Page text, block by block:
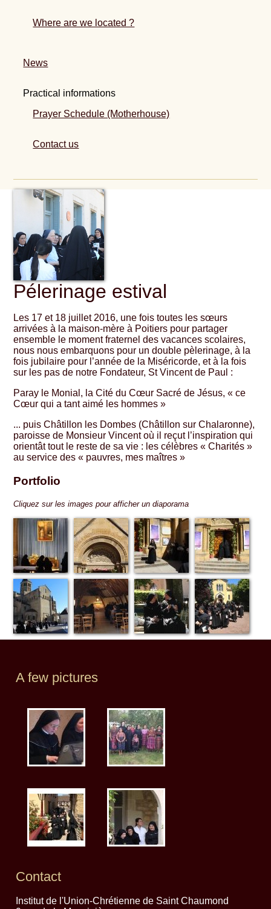
Where are we located ?
News
Practical informations
Prayer Schedule (Motherhouse)
Contact us
Pélerinage estival
Les 17 et 18 juillet 2016, une fois toutes les sœurs
arrivées à la maison-mère à Poitiers pour partager
ensemble le moment fraternel des vacances scolaires,
nous nous embarquons pour un double pèlerinage, à la
fois jubilaire pour l’année de la Miséricorde, et à la fois
sur les pas de notre Fondateur, St Vincent de Paul :
Paray le Monial, la Cité du Cœur Sacré de Jésus, « ce
Cœur qui a tant aimé les hommes »
... puis Châtillon les Dombes (Châtillon sur Chalaronne),
paroisse de Monsieur Vincent où il reçut l’inspiration qui
orientât tout le reste de sa vie : les célèbres « Charités »
au service des « pauvres, mes maîtres »
Portfolio
Cliquez sur les images pour afficher un diaporama
A few pictures
Contact
Institut de l'Union-Chrétienne de Saint Chaumond